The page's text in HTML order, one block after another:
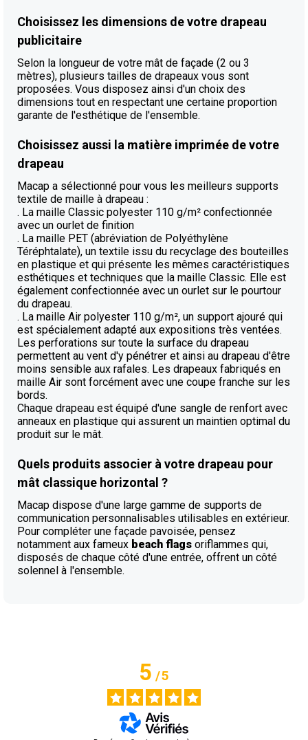
Choisissez les dimensions de votre drapeau
publicitaire
Selon la longueur de votre mât de façade (2 ou 3
mètres), plusieurs tailles de drapeaux vous sont
proposées. Vous disposez ainsi d'un choix des
dimensions tout en respectant une certaine proportion
garante de l'esthétique de l'ensemble.
Choisissez aussi la matière imprimée de votre
drapeau
Macap a sélectionné pour vous les meilleurs supports
textile de maille à drapeau :
. La maille Classic polyester 110 g/m² confectionnée
avec un ourlet de finition
. La maille PET (abréviation de Polyéthylène
Téréphtalate), un textile issu du recyclage des bouteilles
en plastique et qui présente les mêmes caractéristiques
esthétiques et techniques que la maille Classic. Elle est
également confectionnée avec un ourlet sur le pourtour
du drapeau.
. La maille Air polyester 110 g/m², un support ajouré qui
est spécialement adapté aux expositions très ventées.
Les perforations sur toute la surface du drapeau
permettent au vent d'y pénétrer et ainsi au drapeau d'être
moins sensible aux rafales. Les drapeaux fabriqués en
maille Air sont forcément avec une coupe franche sur les
bords.
Chaque drapeau est équipé d'une sangle de renfort avec
anneaux en plastique qui assurent un maintien optimal du
produit sur le mât.
Quels produits associer à votre drapeau pour
mât classique horizontal ?
Macap dispose d'une large gamme de supports de
communication personnalisables utilisables en extérieur.
Pour compléter une façade pavoisée, pensez
notamment aux fameux beach flags oriflammes qui,
disposés de chaque côté d'une entrée, offrent un côté
solennel à l'ensemble.
5/5